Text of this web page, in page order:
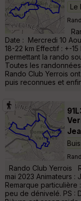
Le
Date : Mercredi 10
18-22 km Effectif : +-
permettant la rando
Toutes les
Rando Club Yerrois
puis reconnues et
Rando Club Yerrois
mai 2023 Animateurs :
Remarque
peu de dénivelé. PS :